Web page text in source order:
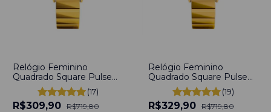
Relógio Feminino
Quadrado Square Pulse
Full Gold Aço Inoxidável
banhado a titânio (17)
R$309,90 R$719,80
Relógio Feminino
Quadrado Square Pulse
Dourado Aço Inoxidável
banhado a titânio (19)
R$329,90 R$719,80